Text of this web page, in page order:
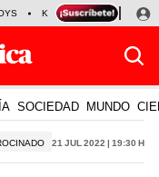
KENJI FUJIMORI
SOCIEDAD MUNDO
21 Jul 2022 | 19:30 h